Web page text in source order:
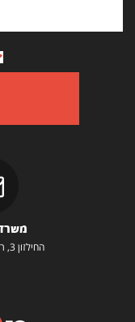
החילזון 3, רמת גן 5252267